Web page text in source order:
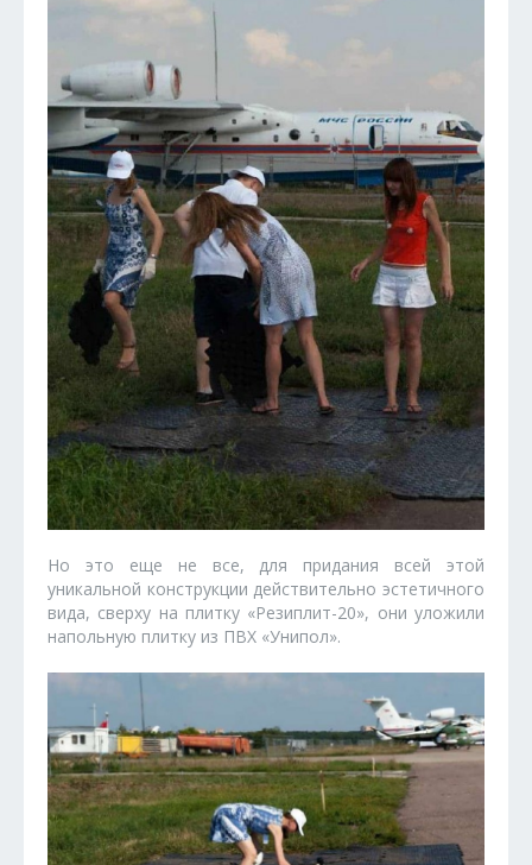
Но это еще не все, для придания всей этой
уникальной конструкции действительно эстетичного
вида, сверху на плитку «Резиплит-20», они уложили
напольную плитку из ПВХ «Унипол».